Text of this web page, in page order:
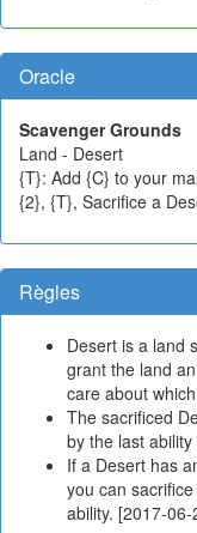
Oracle
Scavenger Grounds
Land - Desert
{T}: Add {C} to your
{2}, {T}, Sacrifice a
Règles
Desert is a land
grant the land
care about
The sacrificed
by the last
If a Desert has
you can
ability. [2017-06-